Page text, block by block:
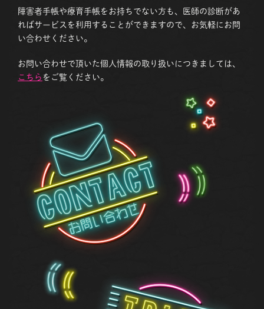
障害者手帳や療育手帳をお持ちでない方も、医師の診断があ
ればサービスを利用することができますので、お気軽にお問
い合わせください。
お問い合わせで頂いた個人情報の取り扱いにつきましては、
こちら をご覧ください。